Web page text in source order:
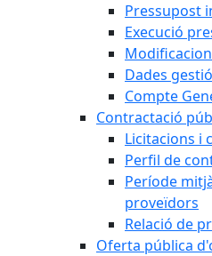
Pressupost
Execució
Dades
Compte
Contractació
Licitacions i
Perfil de
Període
proveïdors
Relació de
Oferta pública